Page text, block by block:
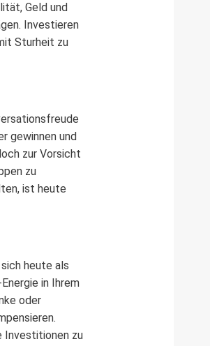
Geld und
Investieren
Sturheit zu
gewinnen und
zur Vorsicht
zu
ist heute
heute als
in Ihrem
oder
Investitionen zu